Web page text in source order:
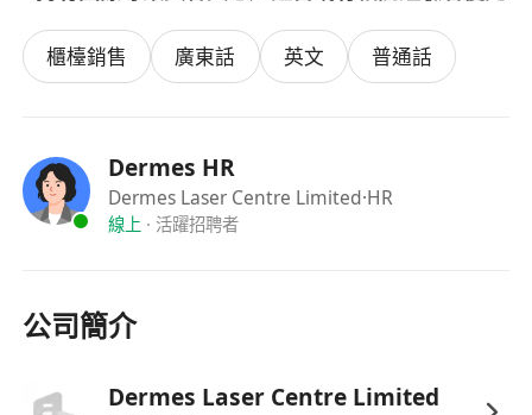
櫃檯銷售 廣東話 英文 普通話
Dermes HR
Dermes Laser Centre Limited·HR
線上 · 活躍招聘者
公司簡介
Dermes Laser Centre Limited